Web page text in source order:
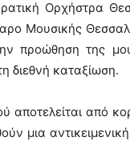
Ορχήστρα
Μουσικής
προώθηση της
διεθνή καταξίωση.
αποτελείται από
μια